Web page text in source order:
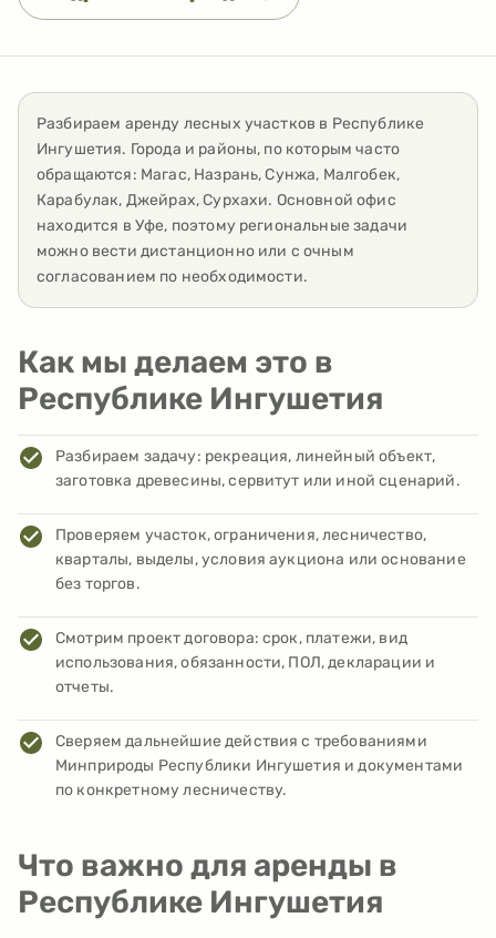
Разбираем аренду лесных участков в Республике
Ингушетия. Города и районы, по которым часто
обращаются: Магас, Назрань, Сунжа, Малгобек,
Карабулак, Джейрах, Сурхахи. Основной офис
находится в Уфе, поэтому региональные задачи
можно вести дистанционно или с очным
согласованием по необходимости.
Как мы делаем это в
Республике Ингушетия
Разбираем задачу: рекреация, линейный объект,
заготовка древесины, сервитут или иной сценарий.
Проверяем участок, ограничения, лесничество,
кварталы, выделы, условия аукциона или основание
без торгов.
Смотрим проект договора: срок, платежи, вид
использования, обязанности, ПОЛ, декларации и
отчеты.
Сверяем дальнейшие действия с требованиями
Минприроды Республики Ингушетия и документами
по конкретному лесничеству.
Что важно для аренды в
Республике Ингушетия